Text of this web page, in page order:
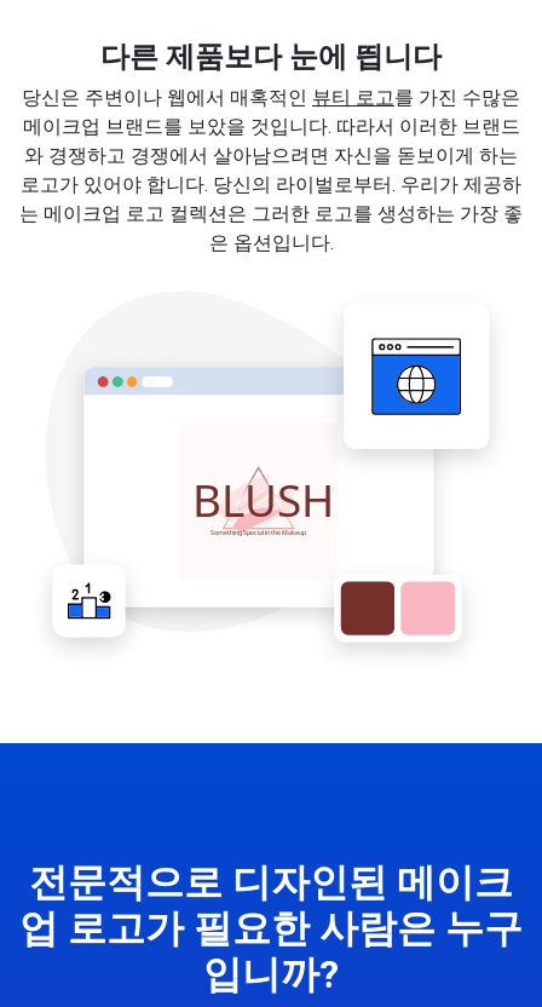
다른 제품보다 눈에 띕니다
당신은 주변이나 웹에서 매혹적인 뷰티 로고를 가진 수많은
메이크업 브랜드를 보았을 것입니다. 따라서 이러한 브랜드
와 경쟁하고 경쟁에서 살아남으려면 자신을 돋보이게 하는
로고가 있어야 합니다. 당신의 라이벌로부터. 우리가 제공하
는 메이크업 로고 컬렉션은 그러한 로고를 생성하는 가장 좋
은 옵션입니다.
전문적으로 디자인된 메이크
업 로고가 필요한 사람은 누구
입니까?